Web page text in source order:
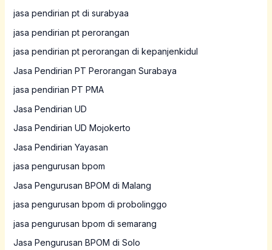
jasa pendirian pt di surabyaa
jasa pendirian pt perorangan
jasa pendirian pt perorangan di kepanjenkidul
Jasa Pendirian PT Perorangan Surabaya
jasa pendirian PT PMA
Jasa Pendirian UD
Jasa Pendirian UD Mojokerto
Jasa Pendirian Yayasan
jasa pengurusan bpom
Jasa Pengurusan BPOM di Malang
jasa pengurusan bpom di probolinggo
jasa pengurusan bpom di semarang
Jasa Pengurusan BPOM di Solo